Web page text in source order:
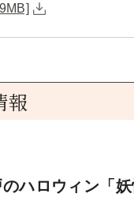
報
のハロウィン「